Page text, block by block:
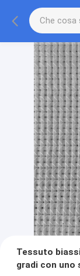
Tessuto
gradi con